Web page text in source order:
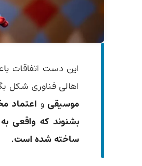
این دست اتفاقات
اهالی فناوری شکل
موسیقی و اعتماد
بشنوند که واقعی
ساخته شده است.